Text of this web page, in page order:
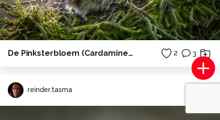
De Pinksterbloem (Cardamine pratensis) 2 3
reinder.tasma